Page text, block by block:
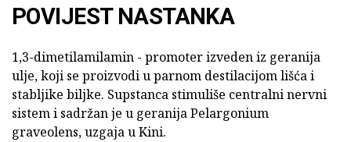
POVIJEST NASTANKA
1,3-dimetilamilamin - promoter izveden iz geranija
ulje, koji se proizvodi u parnom destilacijom lišća i
stabljike biljke. Supstanca stimuliše centralni nervni
sistem i sadržan je u geranija Pelargonium
graveolens, uzgaja u Kini.